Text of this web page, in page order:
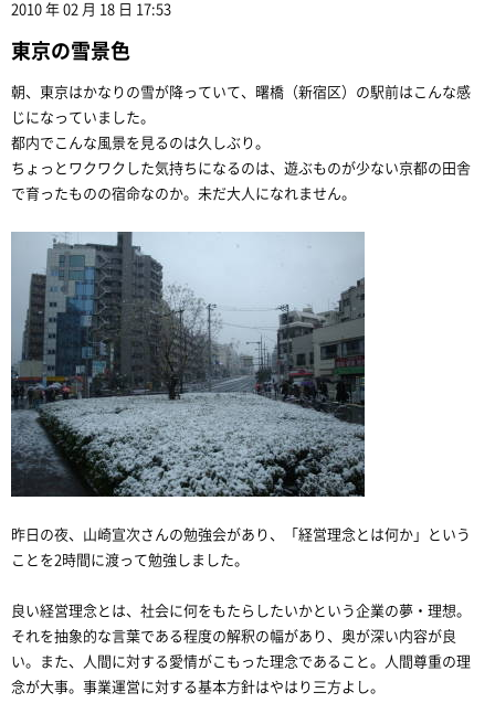
2010 年 02 月 18 日 17:53
東京の雪景色
朝、東京はかなりの雪が降っていて、曙橋（新宿区）の駅前はこんな感
じになっていました。
都内でこんな風景を見るのは久しぶり。
ちょっとワクワクした気持ちになるのは、遊ぶものが少ない京都の田舎
で育ったものの宿命なのか。未だ大人になれません。
昨日の夜、山崎宣次さんの勉強会があり、「経営理念とは何か」という
ことを2時間に渡って勉強しました。
良い経営理念とは、社会に何をもたらしたいかという企業の夢・理想。
それを抽象的な言葉である程度の解釈の幅があり、奥が深い内容が良
い。また、人間に対する愛情がこもった理念であること。人間尊重の理
念が大事。事業運営に対する基本方針はやはり三方よし。